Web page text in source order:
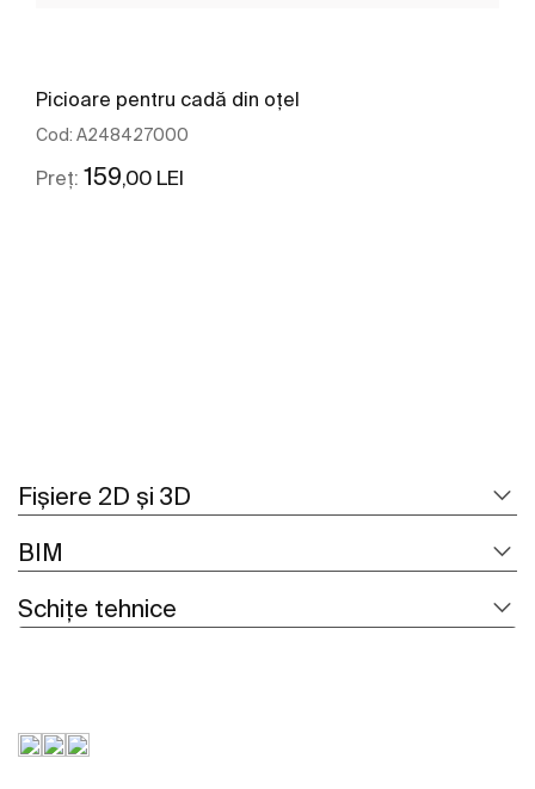
Picioare pentru cadă din oţel
Cod: A248427000
Preț: 159,00 LEI
Fișiere 2D și 3D
BIM
Schițe tehnice